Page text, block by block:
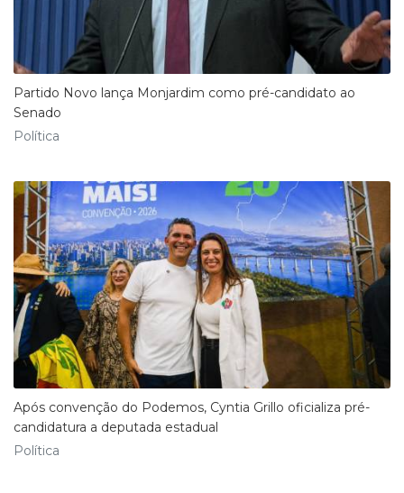
Partido Novo lança Monjardim como pré-candidato ao
Senado
Política
Após convenção do Podemos, Cyntia Grillo oficializa pré-
candidatura a deputada estadual
Política